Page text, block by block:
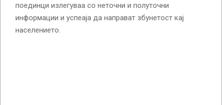
поединци излегуваа со неточни и полуточни
информации и успеаја да направат збунетост кај
населението.